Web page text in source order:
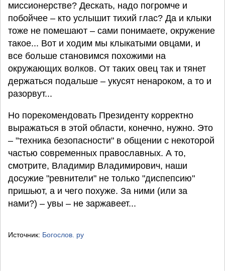
миссионерстве? Дескать, надо погромче и
побойчее – кто услышит тихий глас? Да и клыки
тоже не помешают – сами понимаете, окружение
такое... Вот и ходим мы клыкатыми овцами, и
все больше становимся похожими на
окружающих волков. От таких овец так и тянет
держаться подальше – укусят ненароком, а то и
разорвут...
Но порекомендовать Президенту корректно
выражаться в этой области, конечно, нужно. Это
– "техника безопасности" в общении с некоторой
частью современных православных. А то,
смотрите, Владимир Владимирович, наши
досужие "ревнители" не только "диспепсию"
пришьют, а и чего похуже. За ними (или за
нами?) – увы – не заржавеет...
Источник: Богослов. ру